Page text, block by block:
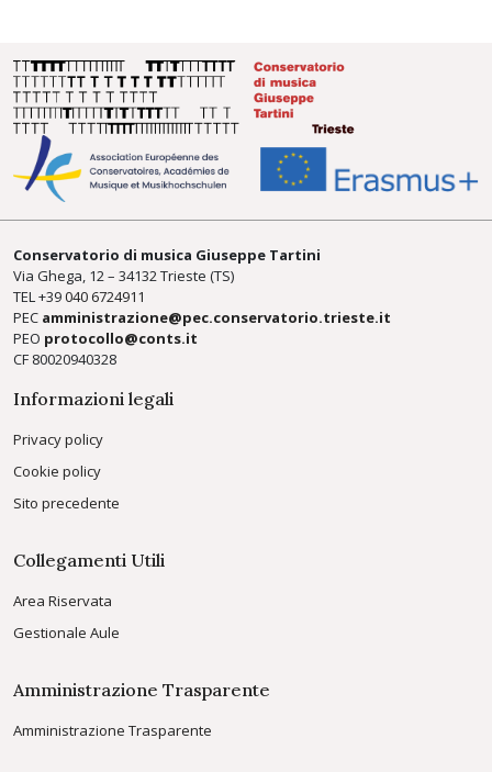
Conservatorio di musica Giuseppe Tartini
Via Ghega, 12 – 34132 Trieste (TS)
TEL +39040 6724911
PEC amministrazione@pec.conservatorio.trieste.it
PEO protocollo@conts.it
CF 80020940328
Informazioni legali
Privacy policy
Cookie policy
Sito precedente
Collegamenti Utili
Area Riservata
Gestionale Aule
Amministrazione Trasparente
Amministrazione Trasparente